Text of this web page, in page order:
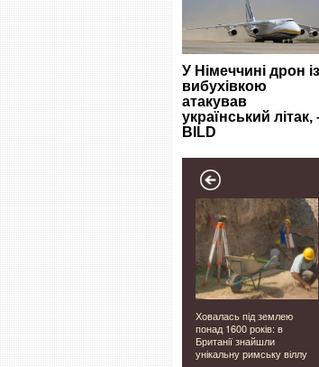
має
У Луцьку невдовзі
відкриють двері нового
ветеранського простору
Ховалась під землею
понад 1600 років: в
Британії знайшли
унікальну римську віллу